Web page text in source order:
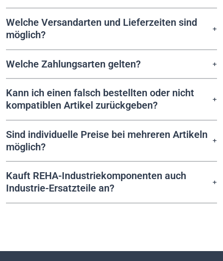
Welche Versandarten und Lieferzeiten sind
möglich?
Welche Zahlungsarten gelten?
Kann ich einen falsch bestellten oder nicht
kompatiblen Artikel zurückgeben?
Sind individuelle Preise bei mehreren Artikeln
möglich?
Kauft REHA-Industriekomponenten auch
Industrie-Ersatzteile an?